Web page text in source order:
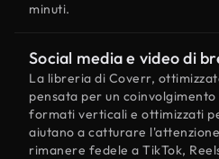
minuti.
Social media e video di
La libreria di Coverr,
pensata per un
formati verticali e ottimizzati
aiutano a catturare
rimanere fedele a TikTok,